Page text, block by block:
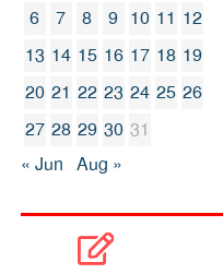
6
7 8 9 10 11 12
13 14 15 16 17 18 19
20 21 22 23 24 25 26
27 28 29 30 31
« Jun
Aug »